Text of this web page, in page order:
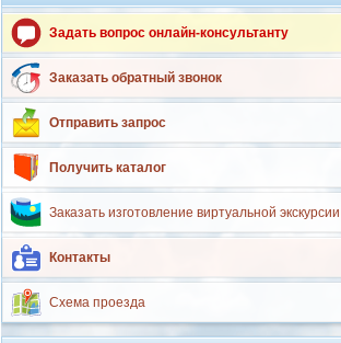
Задать вопрос онлайн-консультанту
Заказать обратный звонок
Отправить запрос
Получить каталог
Заказать изготовление виртуальной экскурсии
Контакты
Схема проезда